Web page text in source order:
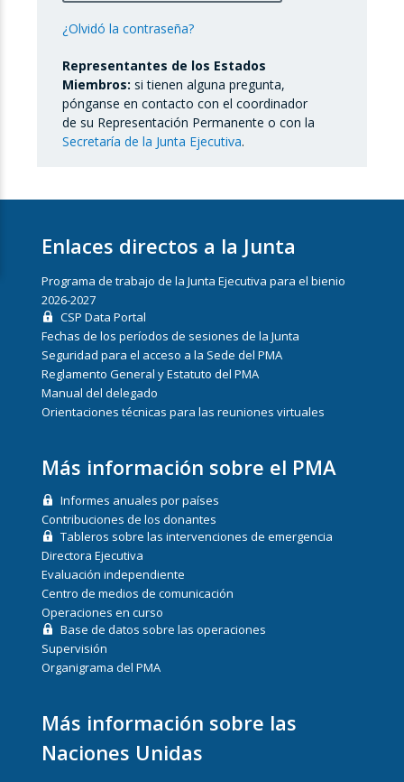
¿Olvidó la contraseña?
Representantes de los Estados
Miembros: si tienen alguna pregunta,
pónganse en contacto con el coordinador
de su Representación Permanente o con la
Secretaría de la Junta Ejecutiva.
Enlaces directos a la Junta
Programa de trabajo de la Junta Ejecutiva para el bienio
2026-2027
CSP Data Portal
Fechas de los períodos de sesiones de la Junta
Seguridad para el acceso a la Sede del PMA
Reglamento General y Estatuto del PMA
Manual del delegado
Orientaciones técnicas para las reuniones virtuales
Más información sobre el PMA
Informes anuales por países
Contribuciones de los donantes
Tableros sobre las intervenciones de emergencia
Directora Ejecutiva
Evaluación independiente
Centro de medios de comunicación
Operaciones en curso
Base de datos sobre las operaciones
Supervisión
Organigrama del PMA
Más información sobre las
Naciones Unidas